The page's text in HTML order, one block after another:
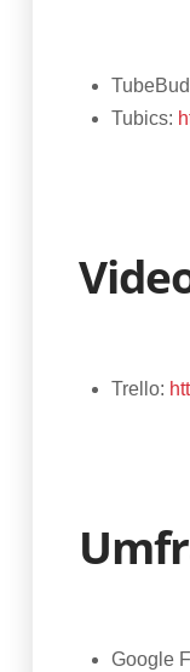
Tubics:
Trello:
Google